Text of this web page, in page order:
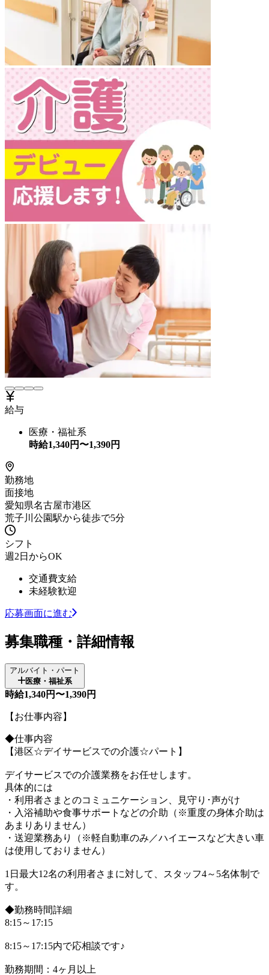
給与
医療・福祉系
時給1,340円〜1,390円
勤務地
面接地
愛知県名古屋市港区
荒子川公園駅から徒歩で5分
シフト
週2日からOK
交通費支給
未経験歓迎
応募画面に進む
募集職種・詳細情報
アルバイト・パート
医療・福祉系
時給1,340円〜1,390円
【お仕事内容】
◆仕事内容
【港区☆デイサービスでの介護☆パート】
デイサービスでの介護業務をお任せします。
具体的には
・利用者さまとのコミュニケーション、見守り･声がけ
・入浴補助や食事サポートなどの介助（※重度の身体介助は
あまりありません）
・送迎業務あり（※軽自動車のみ／ハイエースなど大きい車
は使用しておりません）
1日最大12名の利用者さまに対して、スタッフ4～5名体制で
す。
◆勤務時間詳細
8:15～17:15
8:15～17:15内で応相談です♪
勤務期間：4ヶ月以上